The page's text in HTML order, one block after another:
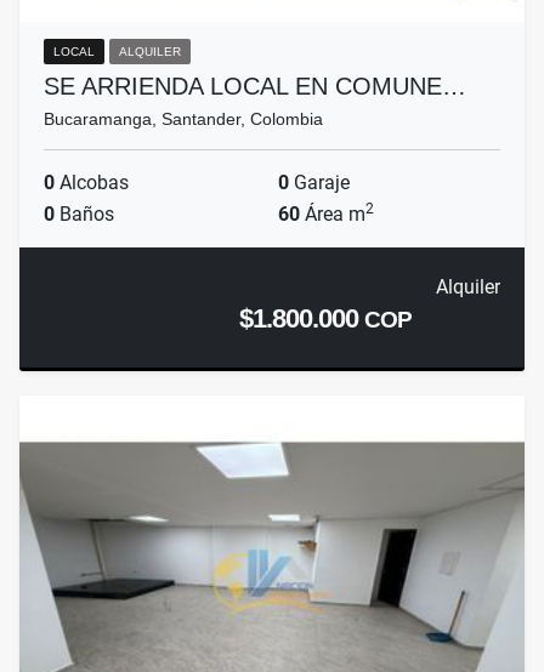
LOCAL ALQUILER
SE ARRIENDA LOCAL EN COMUNE…
Bucaramanga, Santander, Colombia
0 Alcobas 0 Garaje
0 Baños 60 Área m2
Alquiler
$1.800.000COP